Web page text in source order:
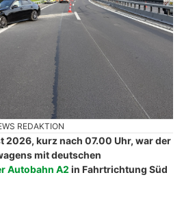
REDAKTION
2026, kurz nach 07.00 Uhr, war der
mit deutschen
Autobahn A2 in Fahrtrichtung Süd